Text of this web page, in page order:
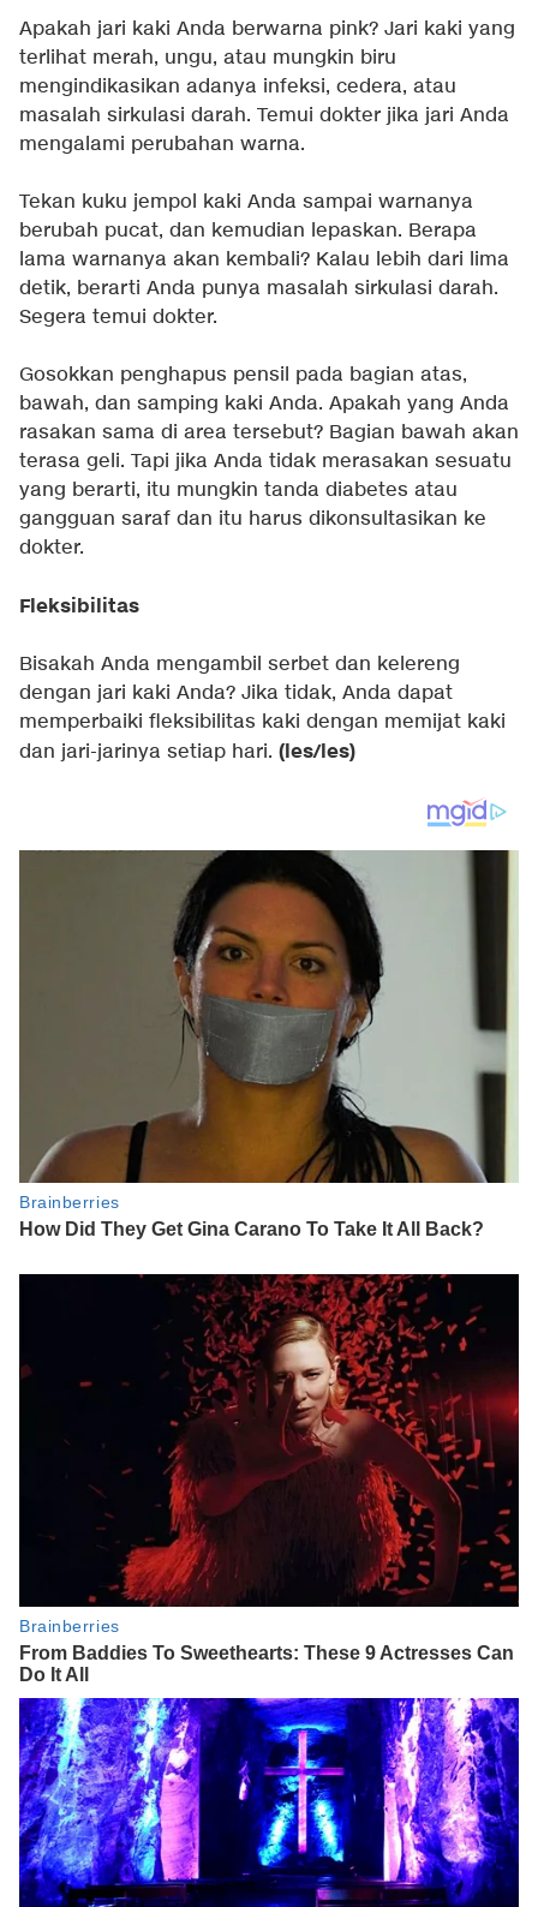
Apakah jari kaki Anda berwarna pink? Jari kaki yang
terlihat merah, ungu, atau mungkin biru
mengindikasikan adanya infeksi, cedera, atau
masalah sirkulasi darah. Temui dokter jika jari Anda
mengalami perubahan warna.
Tekan kuku jempol kaki Anda sampai warnanya
berubah pucat, dan kemudian lepaskan. Berapa
lama warnanya akan kembali? Kalau lebih dari lima
detik, berarti Anda punya masalah sirkulasi darah.
Segera temui dokter.
Gosokkan penghapus pensil pada bagian atas,
bawah, dan samping kaki Anda. Apakah yang Anda
rasakan sama di area tersebut? Bagian bawah akan
terasa geli. Tapi jika Anda tidak merasakan sesuatu
yang berarti, itu mungkin tanda diabetes atau
gangguan saraf dan itu harus dikonsultasikan ke
dokter.
Fleksibilitas
Bisakah Anda mengambil serbet dan kelereng
dengan jari kaki Anda? Jika tidak, Anda dapat
memperbaiki fleksibilitas kaki dengan memijat kaki
dan jari-jarinya setiap hari. (les/les)